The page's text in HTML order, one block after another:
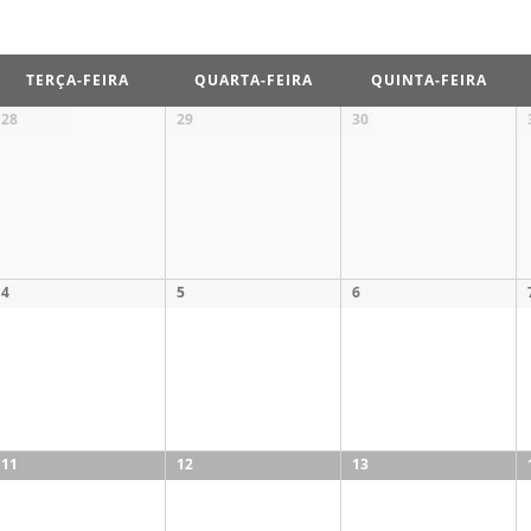
TERÇA-FEIRA QUARTA-FEIRA QUINTA-FEIRA
28 29 30
4 5 6
11 12 13